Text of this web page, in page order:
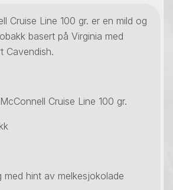
Cruise Line 100 gr. er en mild og
basert på Virginia med
Cavendish.
Cruise Line 100 gr.
med hint av melkesjokolade